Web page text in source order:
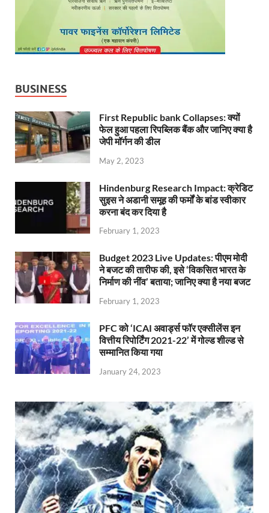
BUSINESS
First Republic bank Collapses: क्यों
फेल हुआ पहला रिपब्लिक बैंक और जानिए क्या है
जेपी मॉर्गन की डील
May 2, 2023
Hindenburg Research Impact: क्रेडिट
सुइस ने अडानी समूह की फर्मों के बांड स्वीकार
करना बंद कर दिया है
February 1, 2023
Budget 2023 Live Updates: पीएम मोदी
ने बजट की तारीफ की, इसे ‘विकसित भारत के
निर्माण की नींव’ बताया; जानिए क्या है नया बजट
February 1, 2023
PFC को ‘ICAI अवार्ड्स फॉर एक्सीलेंस इन
वित्तीय रिपोर्टिंग 2021-22’ में गोल्ड शील्ड से
सम्मानित किया गया
January 24, 2023